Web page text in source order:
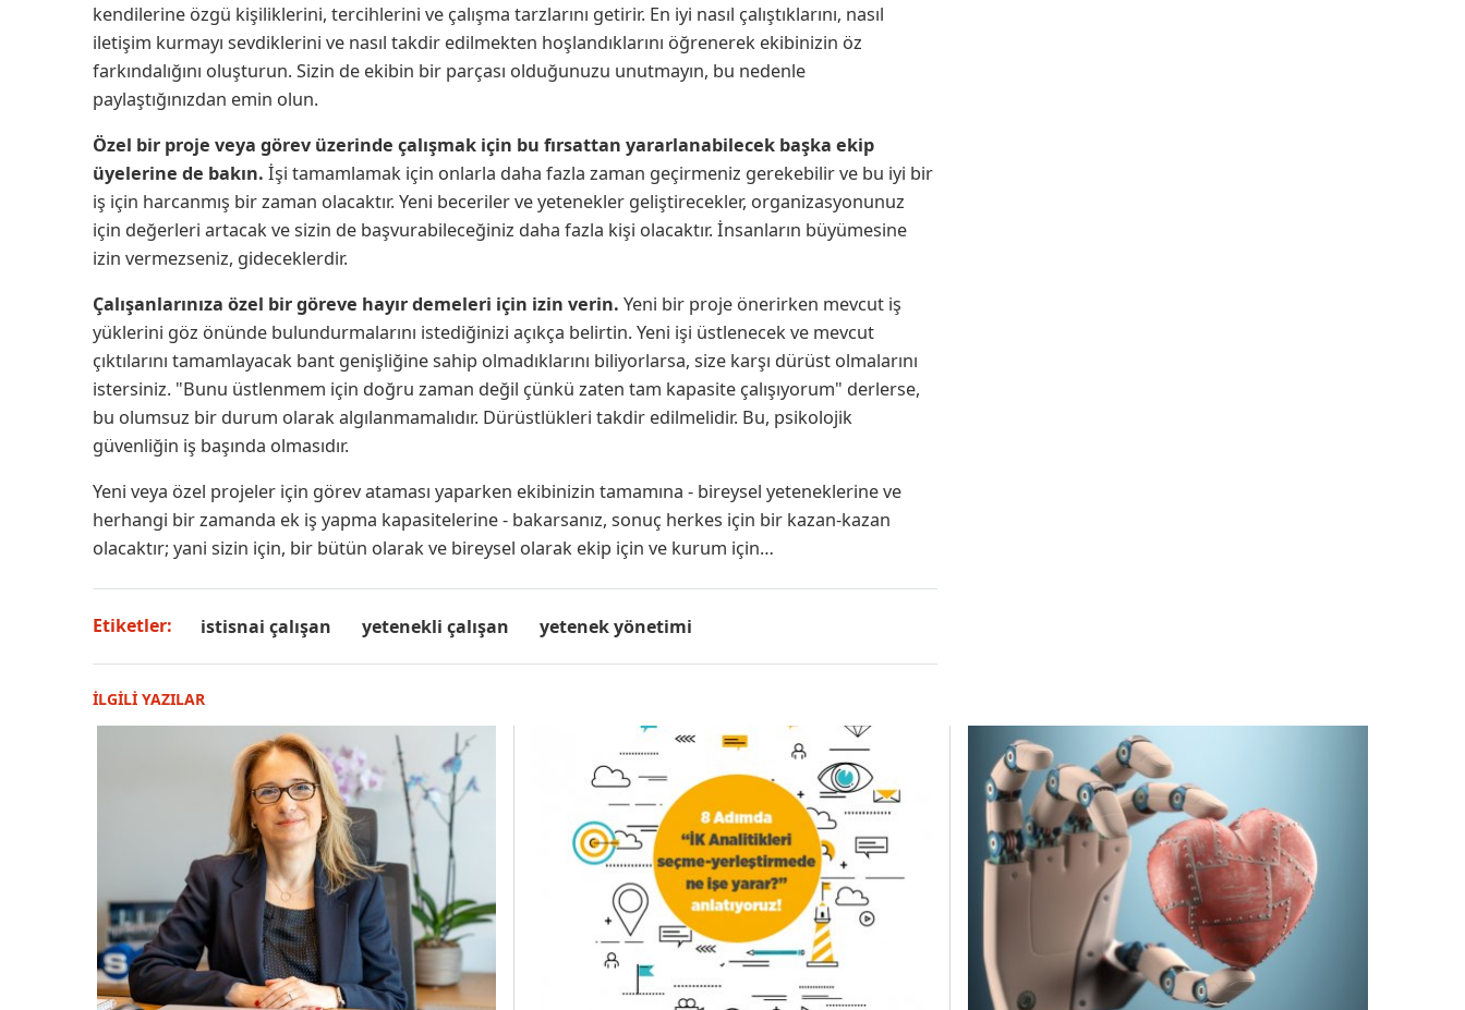
kendilerine özgü kişiliklerini, tercihlerini ve çalışma tarzlarını getirir. En iyi nasıl çalıştıklarını, nasıl
iletişim kurmayı sevdiklerini ve nasıl takdir edilmekten hoşlandıklarını öğrenerek ekibinizin öz
farkındalığını oluşturun. Sizin de ekibin bir parçası olduğunuzu unutmayın, bu nedenle
paylaştığınızdan emin olun.
Özel bir proje veya görev üzerinde çalışmak için bu fırsattan yararlanabilecek başka ekip
üyelerine de bakın. İşi tamamlamak için onlarla daha fazla zaman geçirmeniz gerekebilir ve bu iyi bir
iş için harcanmış bir zaman olacaktır. Yeni beceriler ve yetenekler geliştirecekler, organizasyonunuz
için değerleri artacak ve sizin de başvurabileceğiniz daha fazla kişi olacaktır. İnsanların büyümesine
izin vermezseniz, gideceklerdir.
Çalışanlarınıza özel bir göreve hayır demeleri için izin verin. Yeni bir proje önerirken mevcut iş
yüklerini göz önünde bulundurmalarını istediğinizi açıkça belirtin. Yeni işi üstlenecek ve mevcut
çıktılarını tamamlayacak bant genişliğine sahip olmadıklarını biliyorlarsa, size karşı dürüst olmalarını
istersiniz. "Bunu üstlenmem için doğru zaman değil çünkü zaten tam kapasite çalışıyorum" derlerse,
bu olumsuz bir durum olarak algılanmamalıdır. Dürüstlükleri takdir edilmelidir. Bu, psikolojik
güvenliğin iş başında olmasıdır.
Yeni veya özel projeler için görev ataması yaparken ekibinizin tamamına - bireysel yeteneklerine ve
herhangi bir zamanda ek iş yapma kapasitelerine - bakarsanız, sonuç herkes için bir kazan-kazan
olacaktır; yani sizin için, bir bütün olarak ve bireysel olarak ekip için ve kurum için…
Etiketler: istisnai çalışan yetenekli çalışan yetenek yönetimi
İLGİLİ YAZILAR